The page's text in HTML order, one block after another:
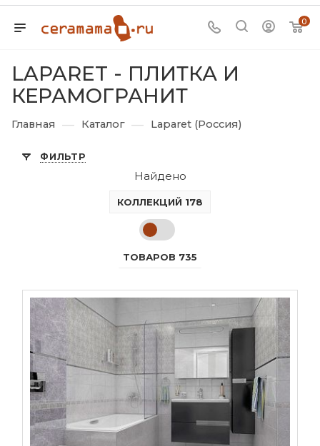
0
LAPARET - ПЛИТКА И
КЕРАМОГРАНИТ
Главная — Каталог — Laparet (Россия)
ФИЛЬТР
Найдено
КОЛЛЕКЦИЙ 178
ТОВАРОВ 735